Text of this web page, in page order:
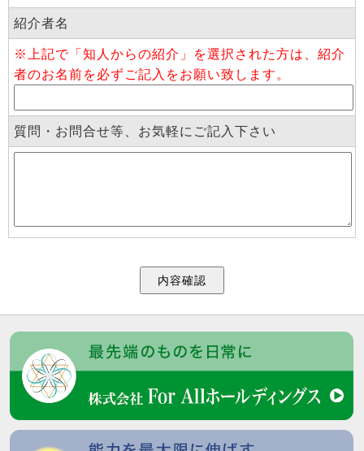
紹介者名
※上記で「知人からの紹介」を選択された方は、紹介
者のお名前を必ずご記入をお願い致します。
質問・お問合せ等、お気軽にご記入下さい